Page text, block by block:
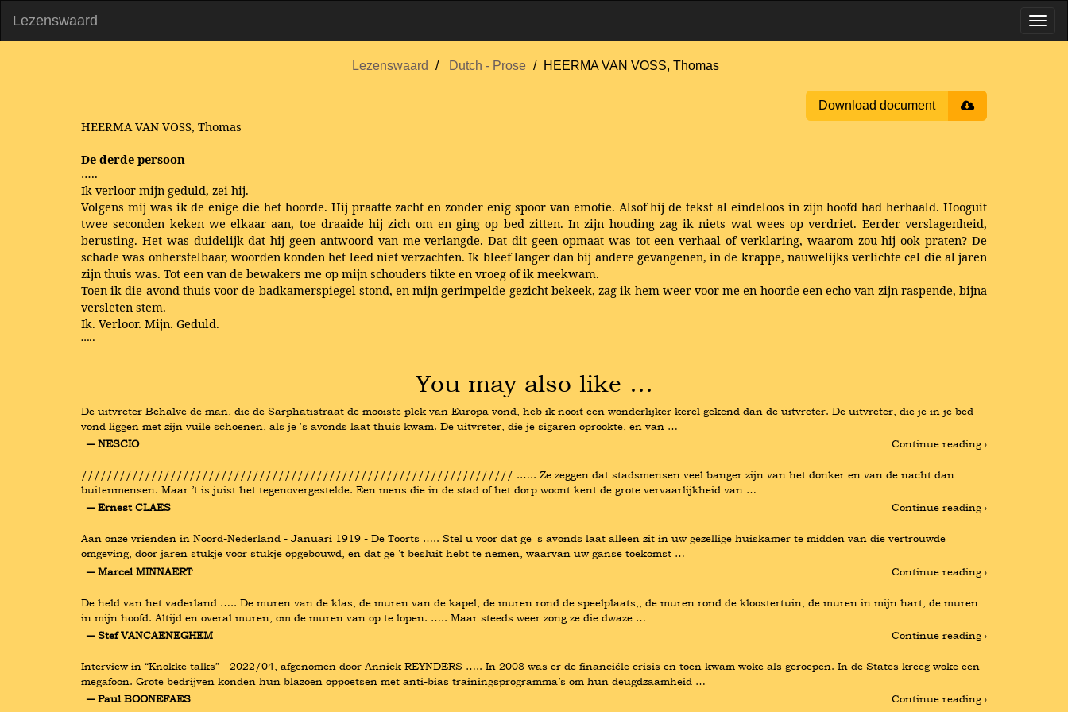
Lezenswaard
Lezenswaard Dutch - Prose HEERMA VAN VOSS, Thomas
Download document
HEERMA VAN VOSS, Thomas
De derde persoon
…..
Ik verloor mijn geduld, zei hij.
Volgens mij was ik de enige die het hoorde. Hij praatte zacht en zonder enig spoor van emotie. Alsof hij de tekst al eindeloos in zijn hoofd had herhaald. Hooguit
twee seconden keken we elkaar aan, toe draaide hij zich om en ging op bed zitten. In zijn houding zag ik niets wat wees op verdriet. Eerder verslagenheid,
berusting. Het was duidelijk dat hij geen antwoord van me verlangde. Dat dit geen opmaat was tot een verhaal of verklaring, waarom zou hij ook praten? De
schade was onherstelbaar, woorden konden het leed niet verzachten. Ik bleef langer dan bij andere gevangenen, in de krappe, nauwelijks verlichte cel die al jaren
zijn thuis was. Tot een van de bewakers me op mijn schouders tikte en vroeg of ik meekwam.
Toen ik die avond thuis voor de badkamerspiegel stond, en mijn gerimpelde gezicht bekeek, zag ik hem weer voor me en hoorde een echo van zijn raspende, bijna
versleten stem.
Ik. Verloor. Mijn. Geduld.
…..
You may also like …
De uitvreter Behalve de man, die de Sarphatistraat de mooiste plek van Europa vond, heb ik nooit een wonderlijker kerel gekend dan de uitvreter. De uitvreter, die je in je bed
vond liggen met zijn vuile schoenen, als je 's avonds laat thuis kwam. De uitvreter, die je sigaren oprookte, en van …
― NESCIO
Continue reading ›
//////////////////////////////////////////////////////////////////// .….. Ze zeggen dat stadsmensen veel banger zijn van het donker en van de nacht dan
buitenmensen. Maar ’t is juist het tegenovergestelde. Een mens die in de stad of het dorp woont kent de grote vervaarlijkheid van …
― Ernest CLAES
Continue reading ›
Aan onze vrienden in Noord-Nederland - Januari 1919 - De Toorts ….. Stel u voor dat ge 's avonds laat alleen zit in uw gezellige huiskamer te midden van die vertrouwde
omgeving, door jaren stukje voor stukje opgebouwd, en dat ge 't besluit hebt te nemen, waarvan uw ganse toekomst …
― Marcel MINNAERT
Continue reading ›
De held van het vaderland ….. De muren van de klas, de muren van de kapel, de muren rond de speelplaats,, de muren rond de kloostertuin, de muren in mijn hart, de muren
in mijn hoofd. Altijd en overal muren, om de muren van op te lopen. ….. Maar steeds weer zong ze die dwaze …
― Stef VANCAENEGHEM
Continue reading ›
Interview in “Knokke talks” - 2022/04, afgenomen door Annick REYNDERS ….. In 2008 was er de financiële crisis en toen kwam woke als geroepen. In de States kreeg woke een
megafoon. Grote bedrijven konden hun blazoen oppoetsen met anti-bias trainingsprogramma’s om hun deugdzaamheid …
― Paul BOONEFAES
Continue reading ›